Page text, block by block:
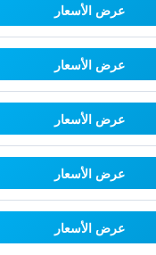
عرض الأسعار
عرض الأسعار
عرض الأسعار
عرض الأسعار
عرض الأسعار